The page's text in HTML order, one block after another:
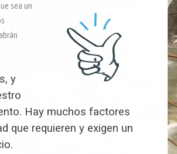
sea un
y
Hay muchos factores
que requieren y exigen un